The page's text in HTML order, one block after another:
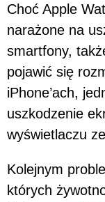
Choć Apple
narażone na
smartfony,
pojawić się
iPhone’ach,
uszkodzenie
wyświetlaczu
Kolejnym
których